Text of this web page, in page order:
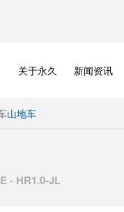
关于永久 新闻资讯
山地车
- HR1.0-JL